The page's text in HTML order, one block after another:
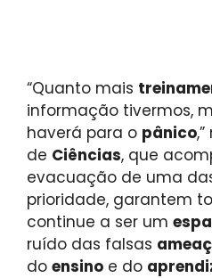
“Quanto mais
informação tivermos,
haverá para o pânico
de Ciências, que
evacuação de uma
prioridade, garantem
continue a ser um
ruído das falsas
do ensino e do